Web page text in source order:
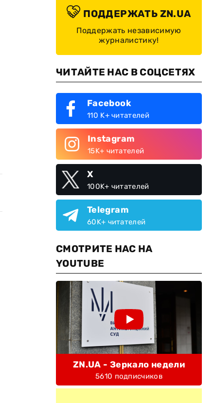
ПОДДЕРЖАТЬ ZN.UA
Поддержать независимую
журналистику!
ЧИТАЙТЕ НАС В СОЦСЕТЯХ
Facebook
110 K+ читателей
Instagram
15K+ читателей
X
100K+ читателей
Telegram
60K+ читателей
СМОТРИТЕ НАС НА
YOUTUBE
ZN.UA - Зеркало недели
5610 подписчиков